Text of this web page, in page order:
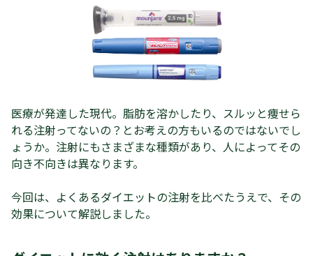
医療が発達した現代。脂肪を溶かしたり、スルッと痩せら
れる注射ってないの？とお考えの方もいるのではないでし
ょうか。注射にもさまざまな種類があり、人によってその
向き不向きは異なります。
今回は、よくあるダイエットの注射を比べたうえで、その
効果について解説しました。